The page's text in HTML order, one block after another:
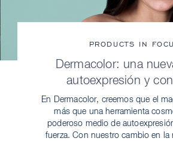
PRODUCTS IN
Dermacolor: una
autoexpresión y
En Dermacolor, creemos que el
más que una herramienta
poderoso medio de
fuerza. Con nuestro cambio en la